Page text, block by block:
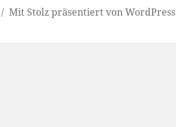
Mit Stolz präsentiert von WordPress